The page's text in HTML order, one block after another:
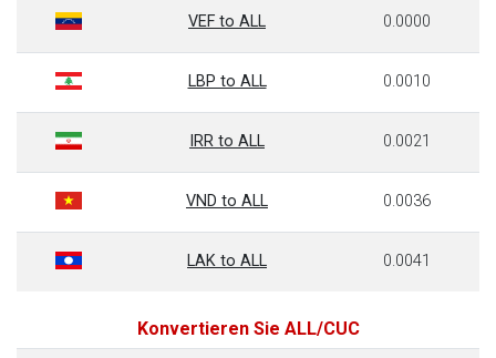
VEF to ALL 0.0000
LBP to ALL 0.0010
IRR to ALL 0.0021
VND to ALL 0.0036
LAK to ALL 0.0041
Konvertieren Sie ALL/CUC